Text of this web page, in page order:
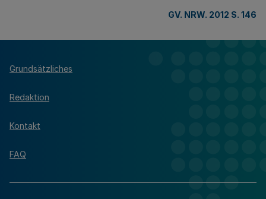
GV. NRW. 2012 S. 146
Grundsätzliches
Redaktion
Kontakt
FAQ